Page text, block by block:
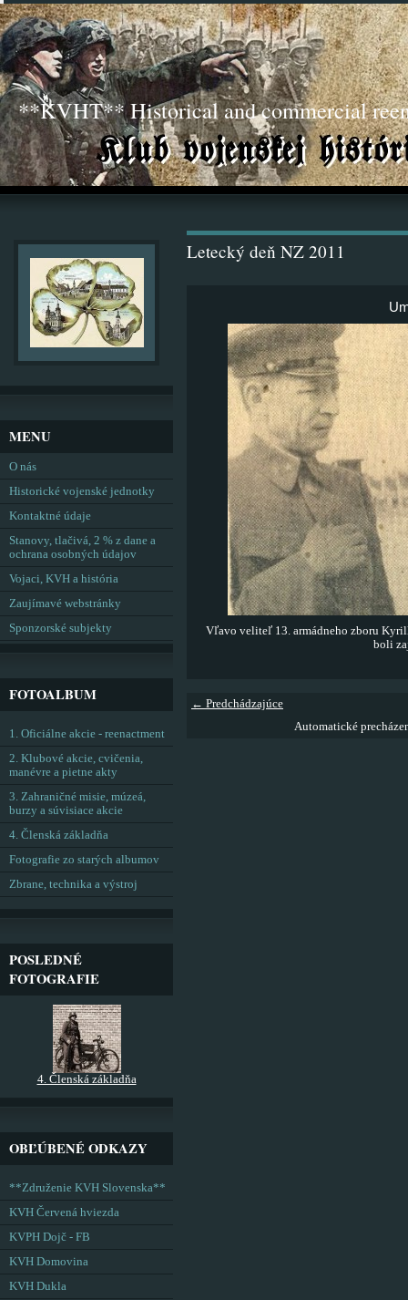
**KVHT** Historical and commercial
Letecký deň NZ 2011
Vľavo veliteľ 13. armádneho zboru
boli
← Predchádzajúce
Automatické
MENU
O nás
Historické vojenské jednotky
Kontaktné údaje
Stanovy, tlačivá, 2 % z dane a
ochrana osobných údajov
Vojaci, KVH a história
Zaujímavé webstránky
Sponzorské subjekty
FOTOALBUM
1. Oficiálne akcie - reenactment
2. Klubové akcie, cvičenia,
manévre a pietne akty
3. Zahraničné misie, múzeá,
burzy a súvisiace akcie
4. Členská základňa
Fotografie zo starých albumov
Zbrane, technika a výstroj
POSLEDNÉ
FOTOGRAFIE
4. Členská základňa
OBĽÚBENÉ ODKAZY
**Združenie KVH Slovenska**
KVH Červená hviezda
KVPH Dojč - FB
KVH Domovina
KVH Dukla